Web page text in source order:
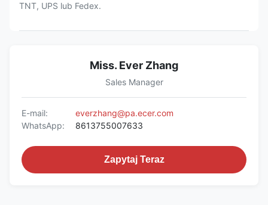
TNT, UPS lub Fedex.
Miss. Ever Zhang
Sales Manager
E-mail:
everzhang@pa.ecer.com
WhatsApp:
8613755007633
Zapytaj Teraz